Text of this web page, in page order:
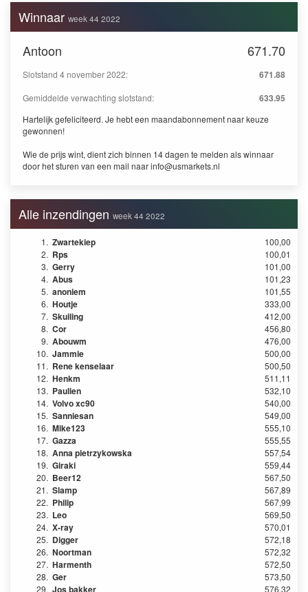
Winnaar week 44 2022
Antoon 671.70
Slotstand 4 november 2022: 671.88
Gemiddelde verwachting slotstand: 633.95
Hartelijk gefeliciteerd. Je hebt een maandabonnement naar keuze
gewonnen!
Wie de prijs wint, dient zich binnen 14 dagen te melden als winnaar
door het sturen van een mail naarinfo@usmarkets.nl
Alle inzendingen week 44 2022
1. Zwartekiep
100,00
2. Rps
100,01
3. Gerry
101,00
4. Abus
101,23
5. anoniem
101,55
6. Houtje
333,00
7. Skuiling
412,00
8. Cor
456,80
9. Abouwm
476,00
10. Jammie
500,00
11. Rene kenselaar
500,50
12. Henkm
511,11
13. Paulien
532,10
14. Volvo xc90
540,00
15. Sanniesan
549,00
16. Mike123
555,10
17. Gazza
555,55
18. Anna pietrzykowska
557,54
19. Giraki
559,44
20. Beer12
567,50
21. Slamp
567,89
22. Philip
567,99
23. Leo
569,50
24. X-ray
570,01
25. Digger
572,18
26. Noortman
572,32
27. Harmenth
572,50
28. Ger
573,50
29. Jos bakker
576,32